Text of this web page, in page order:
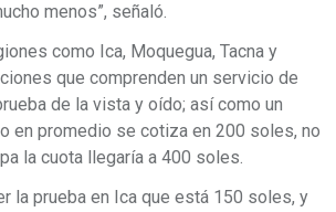
menos”, señaló.
como Ica, Moquegua, Tacna y
que comprenden un servicio de
de la vista y oído; así como un
en promedio se cotiza en 200 soles, no
la cuota llegaría a 400 soles.
la prueba en Ica que está 150 soles, y